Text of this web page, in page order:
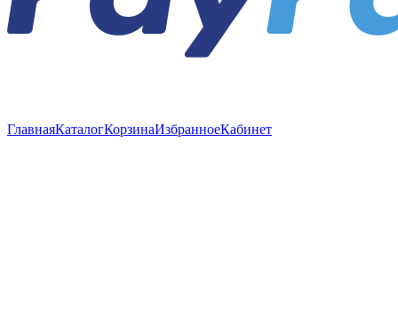
ГлавнаяКаталогКорзинаИзбранноеКабинет